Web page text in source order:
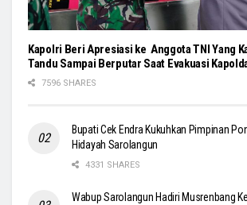
Kapolri Beri Apresiasi ke Anggota TNI Yang
Tandu Sampai Berputar Saat Evakuasi
7596 SHARES
Bupati Cek Endra Kukuhkan Pimpinan
Hidayah Sarolangun
4331 SHARES
Wabup Sarolangun Hadiri Musrenbang